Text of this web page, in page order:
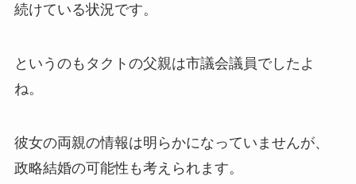
続けている状況です。
というのもタクトの父親は市議会議員でしたよ
ね。
彼女の両親の情報は明らかになっていませんが、
政略結婚の可能性も考えられます。